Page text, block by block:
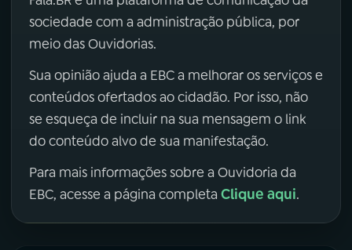
sociedade com a administração pública, por
meio das Ouvidorias.
Sua opinião ajuda a EBC a melhorar os serviços e
conteúdos ofertados ao cidadão. Por isso, não
se esqueça de incluir na sua mensagem o link
do conteúdo alvo de sua manifestação.
Para mais informações sobre a Ouvidoria da
EBC, acesse a página completa Clique aqui.